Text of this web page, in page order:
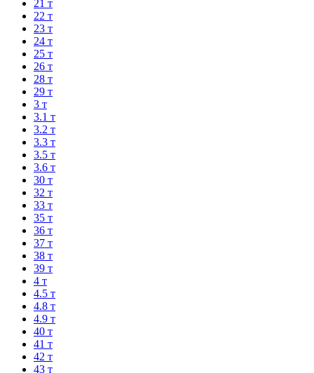
21 т
22 т
23 т
24 т
25 т
26 т
28 т
29 т
3 т
3.1 т
3.2 т
3.3 т
3.5 т
3.6 т
30 т
32 т
33 т
35 т
36 т
37 т
38 т
39 т
4 т
4.5 т
4.8 т
4.9 т
40 т
41 т
42 т
43 т